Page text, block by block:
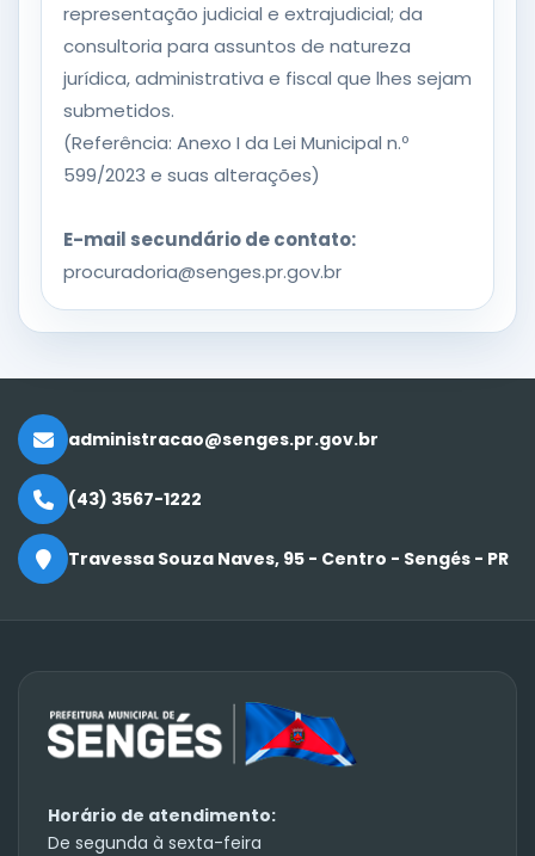
representação judicial e extrajudicial; da
consultoria para assuntos de natureza
jurídica, administrativa e fiscal que lhes sejam
submetidos.
(Referência: Anexo I da Lei Municipal n.º
599/2023 e suas alterações)
E-mail secundário de contato:
procuradoria@senges.pr.gov.br
administracao@senges.pr.gov.br
(43) 3567-1222
Travessa Souza Naves, 95 - Centro - Sengés - PR
Horário de atendimento:
De segunda à sexta-feira